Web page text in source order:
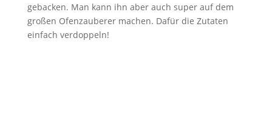
gebacken. Man kann ihn aber auch super auf dem
großen Ofenzauberer machen. Dafür die Zutaten
einfach verdoppeln!